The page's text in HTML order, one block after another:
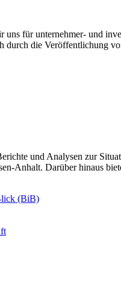
uns für unternehmer- und
durch die Veröffentlichung
und Analysen zur
Anhalt. Darüber hinaus
(BiB)